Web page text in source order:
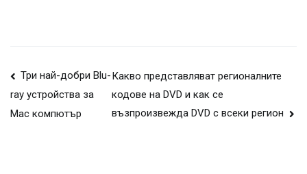
Навигация
на
Три най-добри Blu-
ray устройства за
Mac компютър
Какво представляват регионалните
кодове на DVD и как се
възпроизвежда DVD с всеки регион